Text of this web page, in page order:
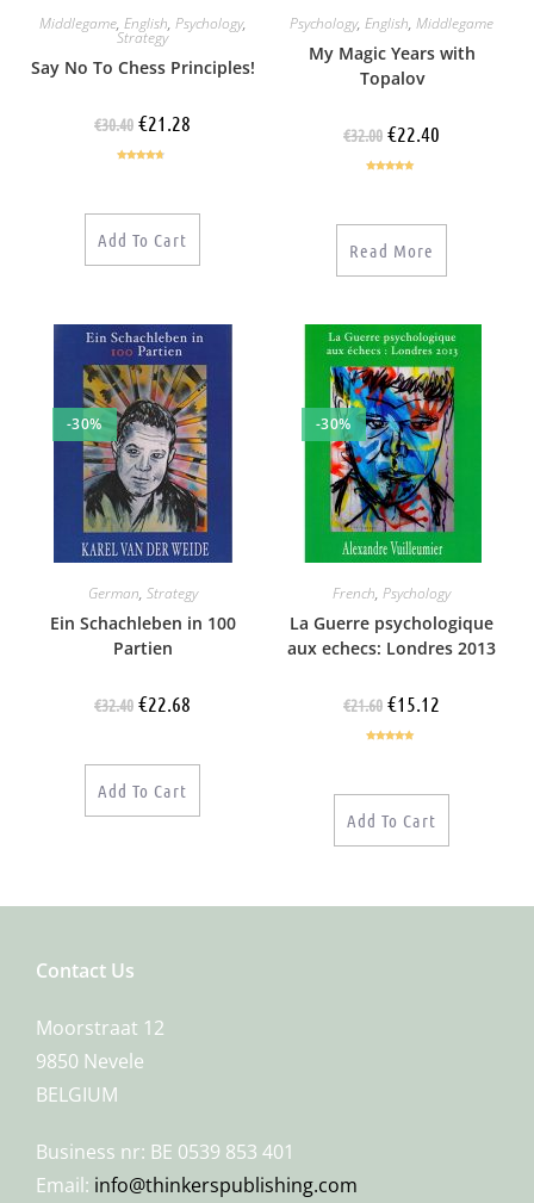
Middlegame, English, Psychology,
Strategy
Say No To Chess Principles!
€30.40 €21.28
Add To Cart
Psychology, English, Middlegame
My Magic Years with
Topalov
€32.00 €22.40
Read More
-30%
German, Strategy
Ein Schachleben in 100
Partien
€32.40 €22.68
Add To Cart
-30%
French, Psychology
La Guerre psychologique
aux echecs: Londres 2013
€21.60 €15.12
Add To Cart
Contact Us
Moorstraat 12
9850 Nevele
BELGIUM
Business nr: BE 0539 853 401
Email: info@thinkerspublishing.com